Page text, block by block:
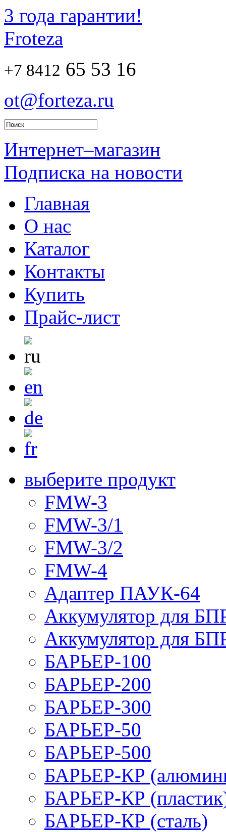
3 года гарантии!
Froteza
+7 8412 65 53 16
ot@forteza.ru
Интернет–магазин
Подписка на новости
Главная
О нас
Каталог
Контакты
Купить
Прайс-лист
выберите продукт
FMW-3
FMW-3/1
FMW-3/2
FMW-4
Адаптер ПАУК-64
Аккумулятор для
Аккумулятор для
БАРЬЕР-100
БАРЬЕР-200
БАРЬЕР-300
БАРЬЕР-50
БАРЬЕР-500
БАРЬЕР-КР
БАРЬЕР-КР
БАРЬЕР-КР (сталь)